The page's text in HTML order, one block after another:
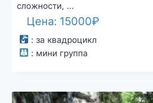
сложности, ...
Цена: 15000₽
: за квадроцикл
: мини группа